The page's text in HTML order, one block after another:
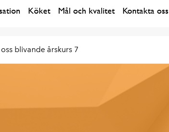
Köket Mål och kvalitet Kontakta oss
blivande årskurs 7